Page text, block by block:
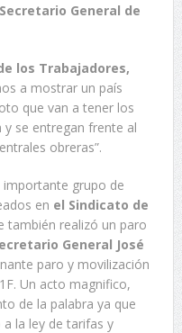
General de
los Trabajadores,
a mostrar un país
que van a tener los
y se entregan frente al
obreras”.
importante grupo de
en el Sindicato de
también realizó un paro
General José
paro y movilización
Un acto magnifico,
de la palabra ya que
la ley de tarifas y